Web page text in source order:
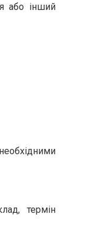
або інший
термін